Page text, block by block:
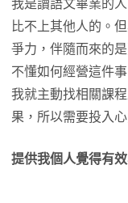
我是讀語文畢業的
比不上其他人的。
爭力，伴隨而來的
不懂如何經營這件
我就主動找相關課
果，所以需要投入
提供我個人覺得有